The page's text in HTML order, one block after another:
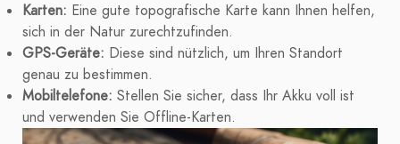
Karten: Eine gute topografische Karte kann Ihnen helfen,
sich in der Natur zurechtzufinden.
GPS-Geräte: Diese sind nützlich, um Ihren Standort
genau zu bestimmen.
Mobiltelefone: Stellen Sie sicher, dass Ihr Akku voll ist
und verwenden Sie Offline-Karten.